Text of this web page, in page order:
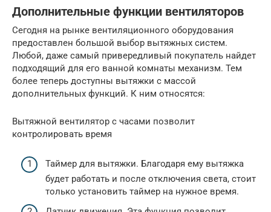
Дополнительные функции вентиляторов
Сегодня на рынке вентиляционного оборудования
предоставлен большой выбор вытяжных систем.
Любой, даже самый привередливый покупатель найдет
подходящий для его ванной комнаты механизм. Тем
более теперь доступны вытяжки с массой
дополнительных функций. К ним относятся:
Вытяжной вентилятор с часами позволит
контролировать время
Таймер для вытяжки. Благодаря ему вытяжка
будет работать и после отключения света, стоит
только установить таймер на нужное время.